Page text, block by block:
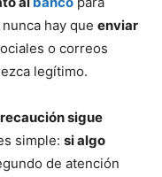
hay que enviar
o correos
legítimo.
sigue
simple: si algo
de atención